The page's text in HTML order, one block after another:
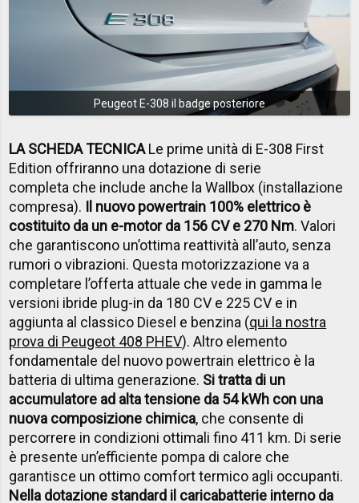
Peugeot E-308 il badge posteriore
LA SCHEDA TECNICALe prime unità di E-308 First
Edition offriranno una dotazione di serie
completa che include anche la Wallbox (installazione
compresa). Il nuovo powertrain 100% elettrico è
costituito da un e-motor da 156 CV e 270 Nm. Valori
che garantiscono un’ottima reattività all’auto, senza
rumori o vibrazioni. Questa motorizzazione va a
completare l’offerta attuale che vede in gamma le
versioni ibride plug-in da 180 CV e 225 CV e in
aggiunta al classico Diesel e benzina (qui la nostra
prova di Peugeot 408 PHEV). Altro elemento
fondamentale del nuovo powertrain elettrico è la
batteria di ultima generazione. Si tratta di un
accumulatore ad alta tensione da 54 kWh con una
nuova composizione chimica, che consente di
percorrere in condizioni ottimali fino 411 km. Di serie
è presente un’efficiente pompa di calore che
garantisce un ottimo comfort termico agli occupanti.
Nella dotazione standard il caricabatterie interno da